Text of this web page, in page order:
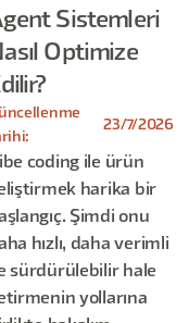
Sistemleri
Optimize
23/7/2026
coding ile ürün
harika bir
Şimdi onu
hızlı, daha verimli
sürdürülebilir hale
yollarına